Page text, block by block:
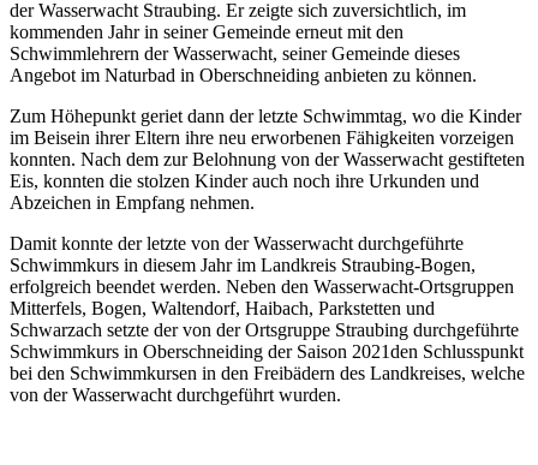
der Wasserwacht Straubing. Er zeigte sich zuversichtlich, im
kommenden Jahr in seiner Gemeinde erneut mit den
Schwimmlehrern der Wasserwacht, seiner Gemeinde dieses
Angebot im Naturbad in Oberschneiding anbieten zu können.
Zum Höhepunkt geriet dann der letzte Schwimmtag, wo die Kinder
im Beisein ihrer Eltern ihre neu erworbenen Fähigkeiten vorzeigen
konnten. Nach dem zur Belohnung von der Wasserwacht gestifteten
Eis, konnten die stolzen Kinder auch noch ihre Urkunden und
Abzeichen in Empfang nehmen.
Damit konnte der letzte von der Wasserwacht durchgeführte
Schwimmkurs in diesem Jahr im Landkreis Straubing-Bogen,
erfolgreich beendet werden. Neben den Wasserwacht-Ortsgruppen
Mitterfels, Bogen, Waltendorf, Haibach, Parkstetten und
Schwarzach setzte der von der Ortsgruppe Straubing durchgeführte
Schwimmkurs in Oberschneiding der Saison 2021den Schlusspunkt
bei den Schwimmkursen in den Freibädern des Landkreises, welche
von der Wasserwacht durchgeführt wurden.